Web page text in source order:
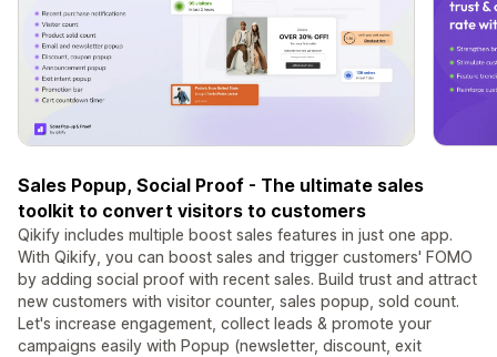
Sales Popup, Social Proof - The ultimate sales
toolkit to convert visitors to customers
Qikify includes multiple boost sales features in just one app.
With Qikify, you can boost sales and trigger customers' FOMO
by adding social proof with recent sales. Build trust and attract
new customers with visitor counter, sales popup, sold count.
Let's increase engagement, collect leads & promote your
campaigns easily with Popup (newsletter, discount, exit